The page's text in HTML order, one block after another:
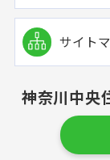
サイト
神奈川中央